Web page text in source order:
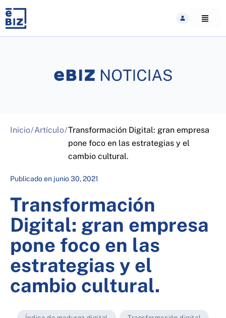
content
Inicio/Artículo/Transformación Digital: gran empresa
pone foco en las estrategias y el
cambio cultural.
Publicado en junio 30, 2021
Transformación
Digital: gran empresa
pone foco en las
estrategias y el
cambio cultural.